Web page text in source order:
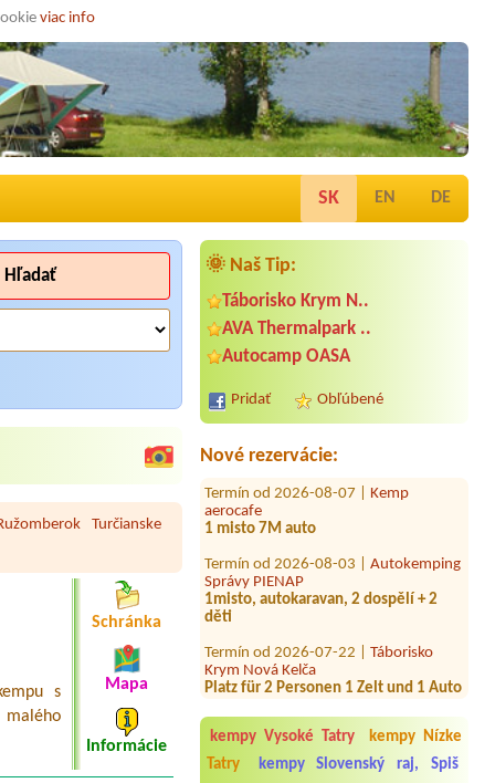
viac info
SK EN DE
🌞 Naš Tip:
Táborisko Krym N..
AVA Thermalpark ..
Autocamp OASA
Pridať Obľúbené
Nové rezervácie:
Termín od 2026-07-28 |
Termín od 2026-08-03 |ATC Račkova
dolina
aerocafe
1 misto 7M auto
Správy PIENAP
1misto, autokaravan, 2 dospělí + 2
děti
Krym Nová Kelča
Platz für 2 Personen 1 Zelt und 1 Auto
NERESNICA
áno: 1 miesto pre stan pre 2 osoby (1
dospelý a 1 dieťa 12r.)000
kempy Vysoké Tatry
kempy Nízke
Tatry
kempy Slovenský raj, Spiš
Hľadať
Turčianske
s
Schránka
Mapa
Informácie